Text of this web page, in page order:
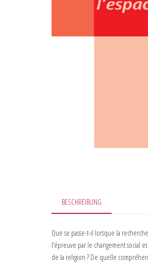
BESCHREIBUNG
Que se passe-t-il lorsque la
l’épreuve par le changement social
de la religion ? De quelle